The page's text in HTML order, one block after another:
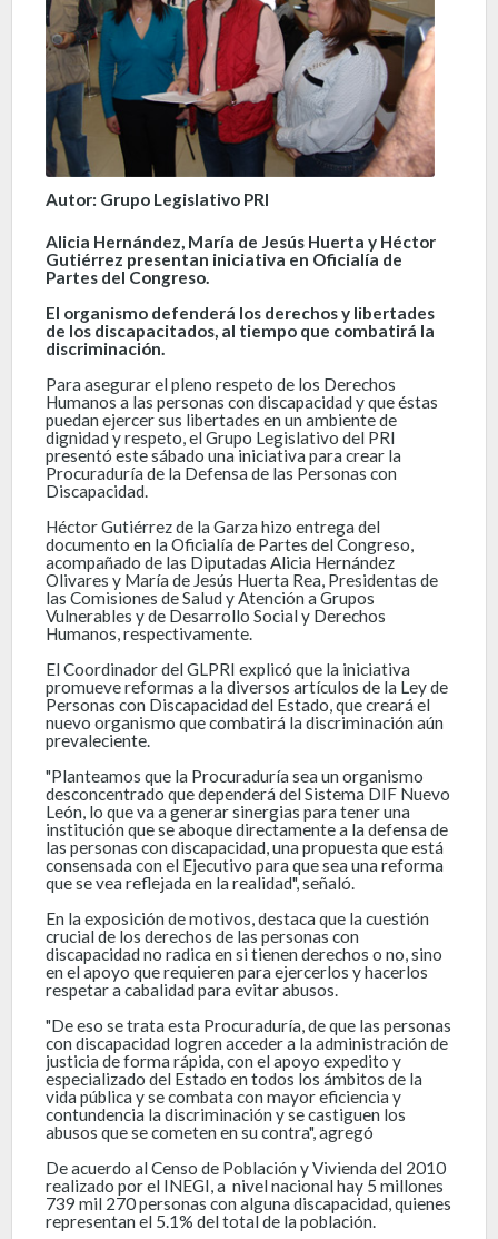
Autor: Grupo Legislativo PRI
Alicia Hernández, María de Jesús Huerta y Héctor
Gutiérrez presentan iniciativa en Oficialía de
Partes del Congreso.
El organismo defenderá los derechos y libertades
de los discapacitados, al tiempo que combatirá la
discriminación.
Para asegurar el pleno respeto de los Derechos
Humanos a las personas con discapacidad y que éstas
puedan ejercer sus libertades en un ambiente de
dignidad y respeto, el Grupo Legislativo del PRI
presentó este sábado una iniciativa para crear la
Procuraduría de la Defensa de las Personas con
Discapacidad.
Héctor Gutiérrez de la Garza hizo entrega del
documento en la Oficialía de Partes del Congreso,
acompañado de las Diputadas Alicia Hernández
Olivares y María de Jesús Huerta Rea, Presidentas de
las Comisiones de Salud y Atención a Grupos
Vulnerables y de Desarrollo Social y Derechos
Humanos, respectivamente.
El Coordinador del GLPRI explicó que la iniciativa
promueve reformas a la diversos artículos de la Ley de
Personas con Discapacidad del Estado, que creará el
nuevo organismo que combatirá la discriminación aún
prevaleciente.
"Planteamos que la Procuraduría sea un organismo
desconcentrado que dependerá del Sistema DIF Nuevo
León, lo que va a generar sinergias para tener una
institución que se aboque directamente a la defensa de
las personas con discapacidad, una propuesta que está
consensada con el Ejecutivo para que sea una reforma
que se vea reflejada en la realidad", señaló.
En la exposición de motivos, destaca que la cuestión
crucial de los derechos de las personas con
discapacidad no radica en si tienen derechos o no, sino
en el apoyo que requieren para ejercerlos y hacerlos
respetar a cabalidad para evitar abusos.
"De eso se trata esta Procuraduría, de que las personas
con discapacidad logren acceder a la administración de
justicia de forma rápida, con el apoyo expedito y
especializado del Estado en todos los ámbitos de la
vida pública y se combata con mayor eficiencia y
contundencia la discriminación y se castiguen los
abusos que se cometen en su contra", agregó
De acuerdo al Censo de Población y Vivienda del 2010
realizado por el INEGI, a nivel nacional hay 5 millones
739 mil 270 personas con alguna discapacidad, quienes
representan el 5.1% del total de la población.